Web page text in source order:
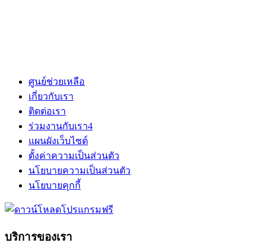
ศูนย์ช่วยเหลือ
เกี่ยวกับเรา
ติดต่อเรา
ร่วมงานกับเรา4
แผนผังเว็บไซต์
ตั้งค่าความเป็นส่วนตัว
นโยบายความเป็นส่วนตัว
นโยบายคุกกี้
บริการของเรา